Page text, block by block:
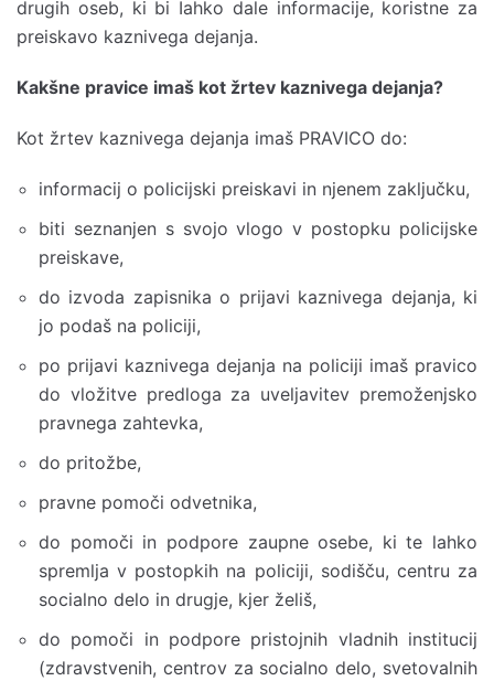
drugih oseb, ki bi Iahko dale informacije, koristne za
preiskavo kaznivega dejanja.
Kakšne pravice imaš kot žrtev kaznivega dejanja?
Kot žrtev kaznivega dejanja imaš PRAVICO do:
informacij o policijski preiskavi in njenem zaključku,
biti seznanjen s svojo vlogo v postopku policijske
preiskave,
do izvoda zapisnika o prijavi kaznivega dejanja, ki
jo podaš na policiji,
po prijavi kaznivega dejanja na policiji imaš pravico
do vložitve predloga za uveljavitev premoženjsko
pravnega zahtevka,
do pritožbe,
pravne pomoči odvetnika,
do pomoči in podpore zaupne osebe, ki te lahko
spremlja v postopkih na policiji, sodišču, centru za
socialno delo in drugje, kjer želiš,
do pomoči in podpore pristojnih vladnih institucij
(zdravstvenih, centrov za socialno delo, svetovalnih